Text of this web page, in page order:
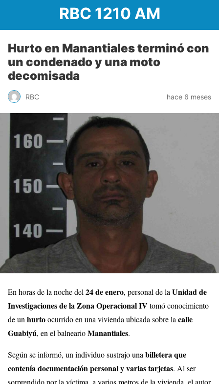
RBC 1210 AM
Hurto en Manantiales terminó con
un condenado y una moto
decomisada
RBC hace 6 meses
En horas de la noche del24 de enero, personal de laUnidad de
Investigaciones de la Zona Operacional IVtomó conocimiento
de unhurtoocurrido en una vivienda ubicada sobre lacalle
Guabiyú, en el balnearioManantiales.
Según se informó, un individuo sustrajo unabilletera que
contenía documentación personal y varias tarjetas. Al ser
sorprendido por la víctima, a varios metros de la vivienda, el autor